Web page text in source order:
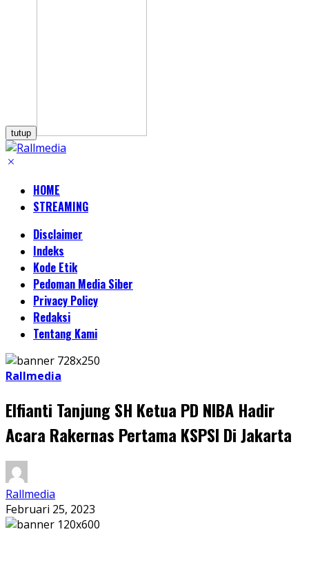
tutup
HOME
STREAMING
Disclaimer
Indeks
Kode Etik
Pedoman Media Siber
Privacy Policy
Redaksi
Tentang Kami
Rallmedia
Elfianti Tanjung SH Ketua PD NIBA Hadir
Acara Rakernas Pertama KSPSI Di Jakarta
Rallmedia
Februari 25, 2023